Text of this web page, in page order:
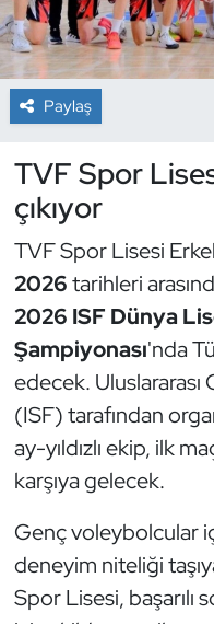
Paylaş
TVF Spor
çıkıyor
TVF Spor Lisesi
2026tarihleri
2026 ISF Dünya
Şampiyonası'nda
edecek. Uluslararası
(ISF) tarafından
ay-yıldızlı ekip, ilk
karşıya gelecek.
Genç voleybolcular
deneyim niteliği
Spor Lisesi, başarılı
Curling
Dağcılık
Dövüş Sanatı
E-Spor
Eskrim
Futbol
Futsal
Genel
Golf
Güreş